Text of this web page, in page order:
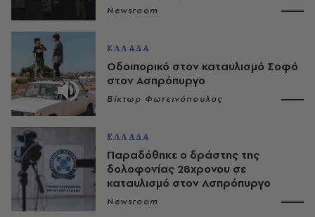
Newsroom
ΕΛΛΑΔΑ
Οδοιπορικό στον καταυλισμό Σοφό
στον Ασπρόπυργο
Βίκτωρ Φωτεινόπουλος
ΕΛΛΑΔΑ
Παραδόθηκε ο δράστης της
δολοφονίας 28χρονου σε
καταυλισμό στον Ασπρόπυργο
Newsroom